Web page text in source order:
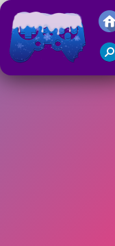
Juegos Friv 2018
Traffic Jam